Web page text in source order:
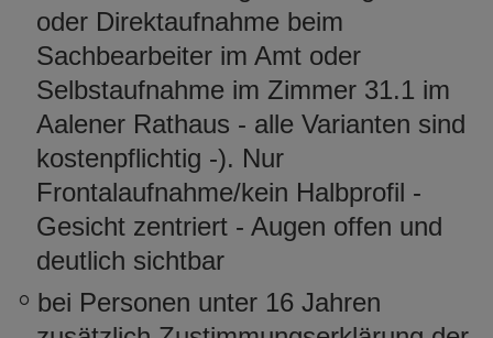
oder Direktaufnahme beim
Sachbearbeiter im Amt oder
Selbstaufnahme im Zimmer 31.1 im
Aalener Rathaus - alle Varianten sind
kostenpflichtig -). Nur
Frontalaufnahme/kein Halbprofil -
Gesicht zentriert - Augen offen und
deutlich sichtbar
bei Personen unter 16 Jahren